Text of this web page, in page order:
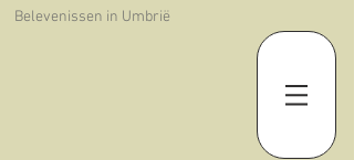
Belevenissen in Umbrië